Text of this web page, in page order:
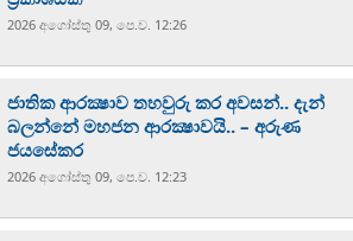
2026 අගෝස්‍තු 09, පෙ.ව. 12:26
ජාතික ආරක්‍ෂාව තහවුරු කර අවසන්.. දැන්
බලන්නේ මහජන ආරක්‍ෂාවයි.. – අරුණ
ජයසේකර
2026 අගෝස්‍තු 09, පෙ.ව. 12:23